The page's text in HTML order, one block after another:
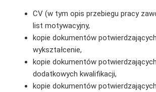
CV (w tym opis przebiegu pracy
list motywacyjny,
kopie dokumentów
wykształcenie,
kopie dokumentów
dodatkowych kwalifikacji,
kopie dokumentów potwierdzających